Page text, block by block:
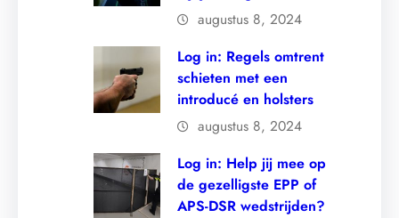
augustus 8, 2024
Log in: Regels omtrent
schieten met een
introducé en holsters
augustus 8, 2024
Log in: Help jij mee op
de gezelligste EPP of
APS-DSR wedstrijden?